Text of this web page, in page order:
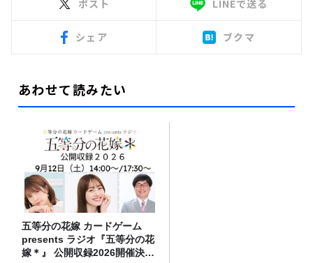
ポスト LINEで送る
シェア ブクマ
あわせて読みたい
五等分の花嫁 カードゲーム
presents ラジオ『五等分の花
嫁＊』 公開収録2026開催決